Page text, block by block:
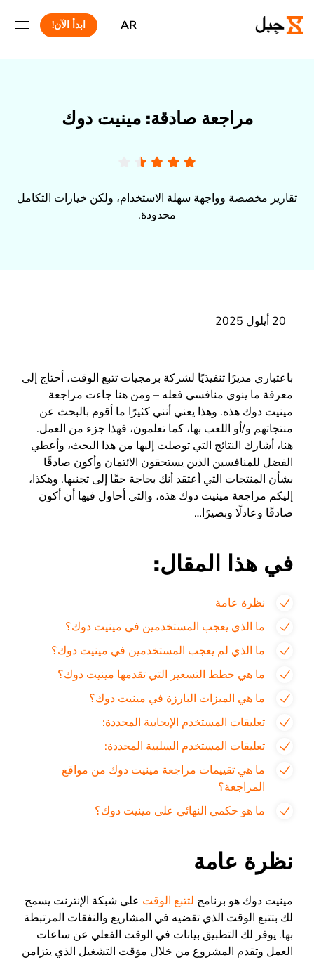
AR ابدأ الآن!
مراجعة صادقة: مينيت دوك
تقارير مخصصة وواجهة سهلة الاستخدام، ولكن خيارات التكامل
محدودة.
20 أيلول 2025
باعتباري مديرًا تنفيذيًا لشركة برمجيات تتبع الوقت، أحتاج إلى
معرفة ما ينوي منافسي فعله – ومن هنا جاءت مراجعة
مينيت دوك هذه. وهذا يعني أنني كثيرًا ما أقوم بالبحث عن
منتجاتهم و/أو اللعب بها، كما تعلمون، فهذا جزء من العمل.
هنا، أشارك النتائج التي توصلت إليها من هذا البحث، وأعطي
الفضل للمنافسين الذين يستحقون الائتمان وأكون صادقًا
بشأن المنتجات التي أعتقد أنك بحاجة حقًا إلى تجنبها. وهكذا،
إليكم مراجعة مينيت دوك هذه، والتي أحاول فيها أن أكون
صادقًا وعادلًا وبصيرًا…
في هذا المقال:
نظرة عامة
ما الذي يعجب المستخدمين في مينيت دوك؟
ما الذي لم يعجب المستخدمين في مينيت دوك؟
ما هي خطط التسعير التي تقدمها مينيت دوك؟
ما هي الميزات البارزة في مينيت دوك؟
تعليقات المستخدم الإيجابية المحددة:
تعليقات المستخدم السلبية المحددة:
ما هي تقييمات مراجعة مينيت دوك من مواقع
المراجعة؟
ما هو حكمي النهائي على مينيت دوك؟
نظرة عامة
مينيت دوك هو برنامج لتتبع الوقت على شبكة الإنترنت يسمح
لك بتتبع الوقت الذي تقضيه في المشاريع والنفقات المرتبطة
بها. يوفر لك التطبيق بيانات في الوقت الفعلي عن ساعات
العمل وتقدم المشروع من خلال مؤقت التشغيل الذي يتزامن